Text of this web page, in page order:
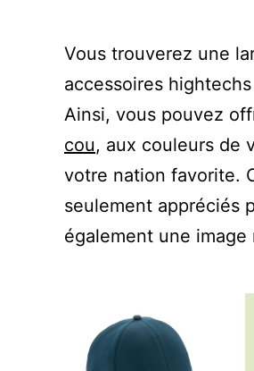
Vous trouverez une
accessoires
Ainsi, vous pouvez
cou, aux couleurs de
votre nation favorite.
seulement appréciés
également une